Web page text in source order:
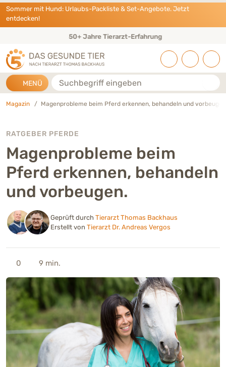
Direkt zu:
INHALT
HAUPTMENÜ
FOOTER
Sommer mit Hund: Urlaubs-Packliste & Set-Angebote. Jetzt
entdecken!
Eigene Tierarztpraxis & Expertenteam
MENÜ Suche
Magazin Magenprobleme beim Pferd erkennen, behandeln und
RATGEBER PFERDE
Magenprobleme beim
Pferd erkennen, behandeln
und vorbeugen.
Geprüft durch Tierarzt Thomas Backhaus
Erstellt von Tierarzt Dr. Andreas Vergos
0 9 min.